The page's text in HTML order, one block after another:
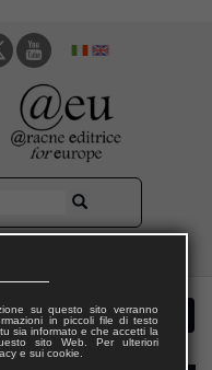
su questo sito verranno
in piccoli file di testo
sia informato e che accetti la
sito Web. Per ulteriori
e sui cookie.